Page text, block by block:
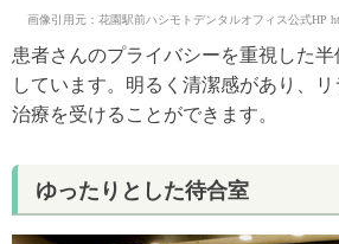
画像引用元：花園駅前ハシモトデンタルオフィス公式HP
患者さんのプライバシーを重視した
しています。明るく清潔感があり、
治療を受けることができます。
ゆったりとした待合室